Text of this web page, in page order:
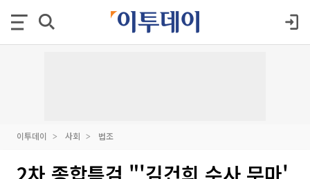
이투데이 사회 법조
2차 종합특검 "'김건희 수사 무마'